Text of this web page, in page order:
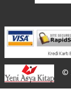
©